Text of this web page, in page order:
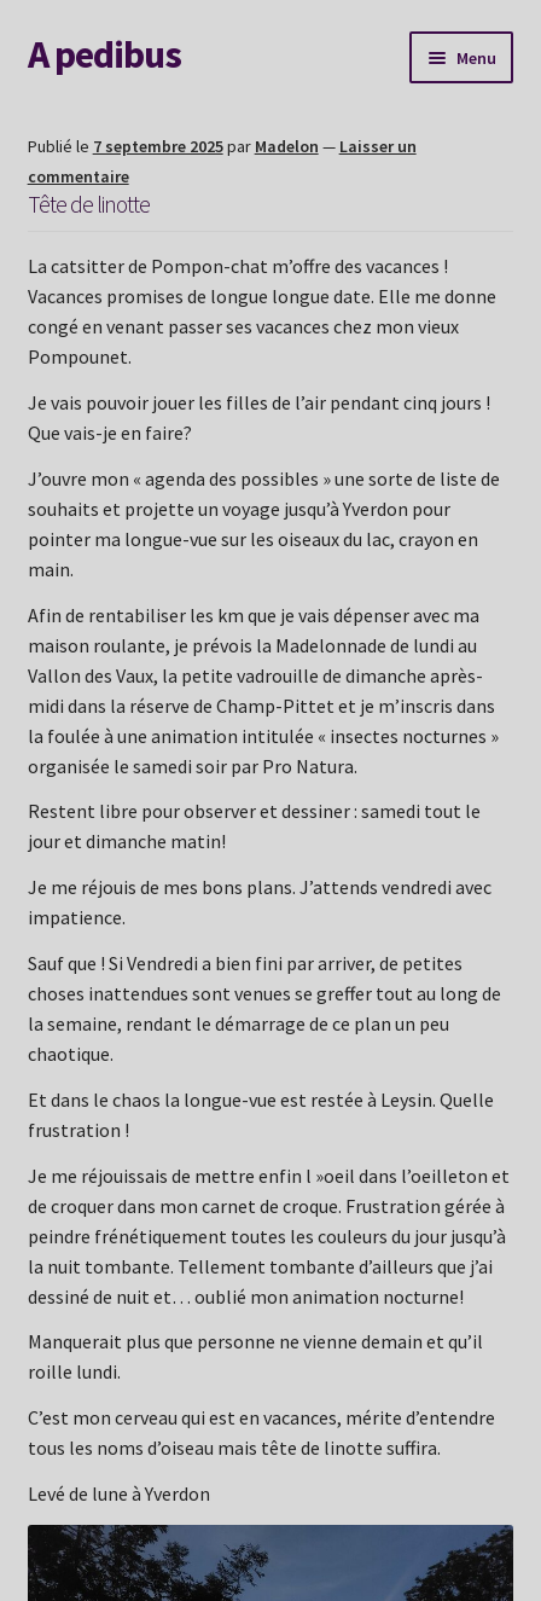
Aller
à
navigation
Aller
au
A pedibus Menu
Nouvelle voie
Me contacter
Album souvenirs
Mon Hexaperso 2026
Publié le 7 septembre 2025par Madelon — Laisser un
commentaire
Tête de linotte
La catsitter de Pompon-chat m’offre des vacances !
Vacances promises de longue longue date. Elle me donne
congé en venant passer ses vacances chez mon vieux
Pompounet.
Je vais pouvoir jouer les filles de l’air pendant cinq jours !
Que vais-je en faire?
J’ouvre mon « agenda des possibles » une sorte de liste de
souhaits et projette un voyage jusqu’à Yverdon pour
pointer ma longue-vue sur les oiseaux du lac, crayon en
main.
Afin de rentabiliser les km que je vais dépenser avec ma
maison roulante, je prévois la Madelonnade de lundi au
Vallon des Vaux, la petite vadrouille de dimanche après-
midi dans la réserve de Champ-Pittet et je m’inscris dans
la foulée à une animation intitulée « insectes nocturnes »
organisée le samedi soir par Pro Natura.
Restent libre pour observer et dessiner : samedi tout le
jour et dimanche matin!
Je me réjouis de mes bons plans. J’attends vendredi avec
impatience.
Sauf que ! Si Vendredi a bien fini par arriver, de petites
choses inattendues sont venues se greffer tout au long de
la semaine, rendant le démarrage de ce plan un peu
chaotique.
Et dans le chaos la longue-vue est restée à Leysin. Quelle
frustration !
Je me réjouissais de mettre enfin l »oeil dans l’oeilleton et
de croquer dans mon carnet de croque. Frustration gérée à
peindre frénétiquement toutes les couleurs du jour jusqu’à
la nuit tombante. Tellement tombante d’ailleurs que j’ai
dessiné de nuit et… oublié mon animation nocturne!
Manquerait plus que personne ne vienne demain et qu’il
roille lundi.
C’est mon cerveau qui est en vacances, mérite d’entendre
tous les noms d’oiseau mais tête de linotte suffira.
Levé de lune à Yverdon